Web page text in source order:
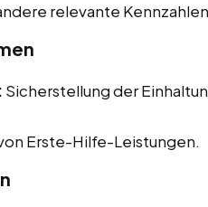
relevante
Sicherstellung der
Erste-Hilfe-Leistungen.